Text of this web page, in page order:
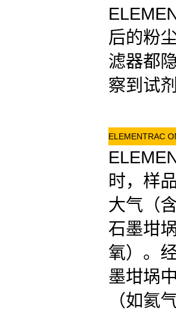
后的粉
滤器都
察到试
ELEMENTRAC
时，样
大气（
石墨坩
氧）。
墨坩埚
（如氦